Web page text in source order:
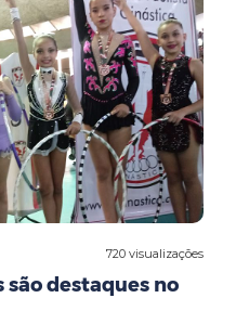
720 visualizações
são destaques no